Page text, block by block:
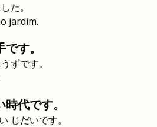
た。
jardim.
す。
ずです。
代です。
じだいです。